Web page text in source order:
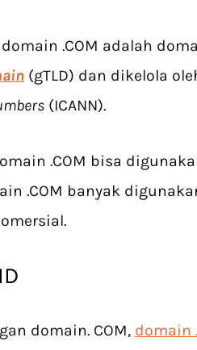
.COM adalah
(gTLD) dan dikelola
(ICANN).
.COM bisa
.COM banyak
domain. COM, domain